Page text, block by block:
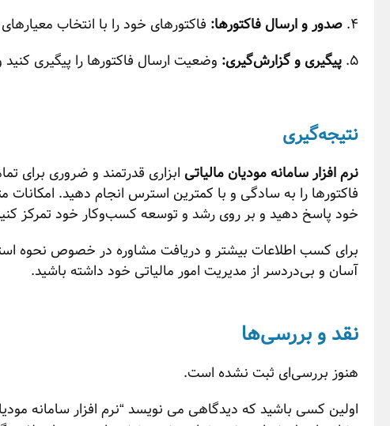
4. صدور و ارسال فاکتورها: فاکتورهای خود را با انتخاب
5. پیگیری و گزارش‌گیری: وضعیت ارسال فاکتورها را پیگیری
نتیجه‌گیری
نرم افزار سامانه مودیان مالیاتی ابزاری قدرتمند و ضروری برای
فاکتورها را به سادگی و با کمترین استرس انجام دهید. امکانات
خود پاسخ دهید و بر روی رشد و توسعه کسب‌وکار خود تمرکز
برای کسب اطلاعات بیشتر و دریافت مشاوره در خصوص نحوه
آسان و بی‌دردسر از مدیریت امور مالیاتی خود داشته باشید.
نقد و بررسی‌ها
هنوز بررسی‌ای ثبت نشده است.
اولین کسی باشید که دیدگاهی می نویسد “نرم افزار سامانه